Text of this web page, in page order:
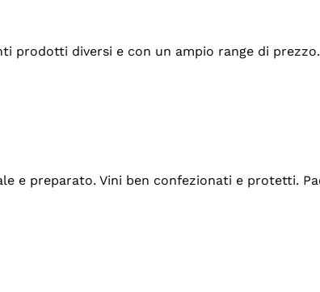
diversi e con un ampio range di
e preparato. Vini ben confezionati e protetti.